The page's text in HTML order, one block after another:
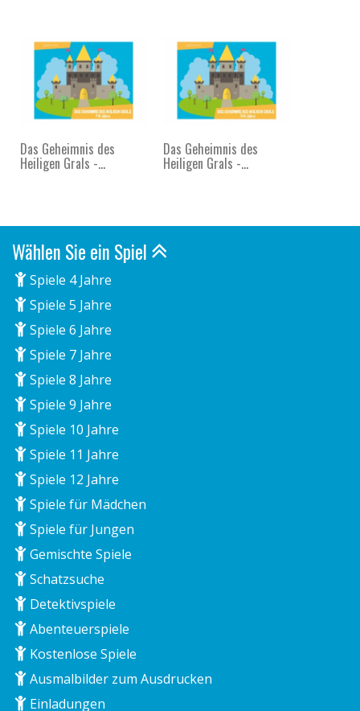
Das Geheimnis des
Heiligen Grals -...
Das Geheimnis des
Heiligen Grals -...
Wählen Sie ein Spiel
Spiele 4 Jahre
Spiele 5 Jahre
Spiele 6 Jahre
Spiele 7 Jahre
Spiele 8 Jahre
Spiele 9 Jahre
Spiele 10 Jahre
Spiele 11 Jahre
Spiele 12 Jahre
Spiele für Mädchen
Spiele für Jungen
Gemischte Spiele
Schatzsuche
Detektivspiele
Abenteuerspiele
Kostenlose Spiele
Ausmalbilder zum Ausdrucken
Einladungen